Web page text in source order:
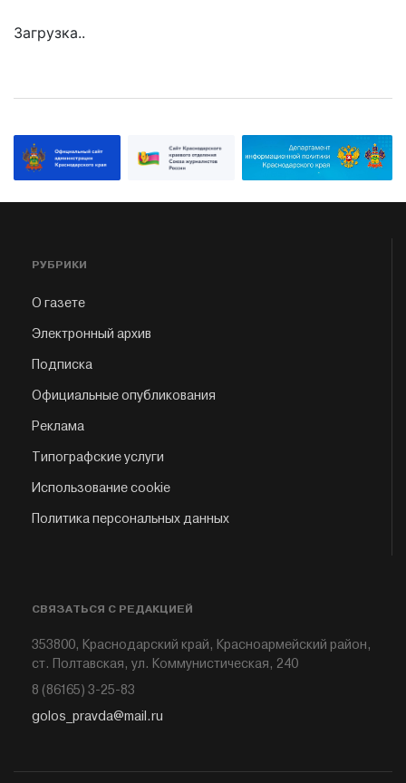
Загрузка..
РУБРИКИ
О газете
Электронный архив
Подписка
Официальные опубликования
Реклама
Типографские услуги
Использование cookie
Политика персональных данных
СВЯЗАТЬСЯ С РЕДАКЦИЕЙ
353800, Краснодарский край, Красноармейский район,
ст. Полтавская, ул. Коммунистическая, 240
8 (86165) 3-25-83
golos_pravda@mail.ru